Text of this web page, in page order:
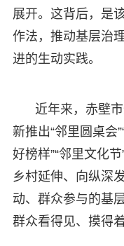
展开。这背后，是
作法，推动基层治
进的生动实践。
近年来，赤壁
新推出“邻里圆桌会
好榜样”“邻里文化
乡村延伸、向纵深
动、群众参与的基
群众看得见、摸得